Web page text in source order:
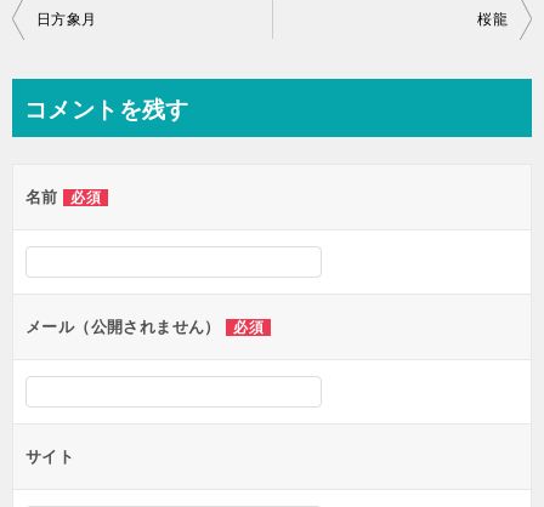
投
ビ
ー
シ
ョ
ン
日方象月 桜龍
コメントを残す
名前 必須
メール（公開されません） 必須
サイト